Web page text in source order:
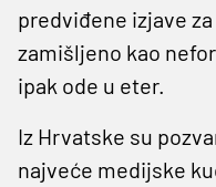
predviđene izjave
zamišljeno kao
ipak ode u eter.
Iz Hrvatske su
najveće medijske